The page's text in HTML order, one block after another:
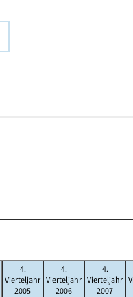
4.
Vierteljahr
2005
4.
Vierteljahr
2006
4.
Vierteljahr
2007